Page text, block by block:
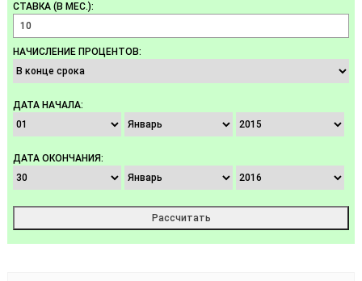
СТАВКА (В МЕС.):
НАЧИСЛЕНИЕ ПРОЦЕНТОВ:
ДАТА НАЧАЛА:
ДАТА ОКОНЧАНИЯ: